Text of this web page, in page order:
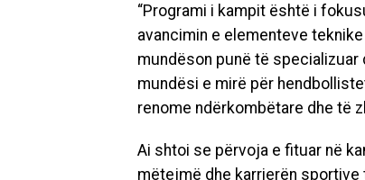
“Programi i kampit është i
avancimin e elementeve
mundëson punë të
mundësi e mirë për
renome ndërkombëtare dhe të
Ai shtoi se përvoja e fituar në
mëtejmë dhe karrierën